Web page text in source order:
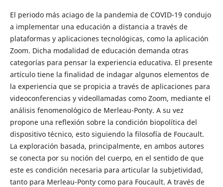
El periodo más aciago de la pandemia de COVID-19 condujo
a implementar una educación a distancia a través de
plataformas y aplicaciones tecnológicas, como la aplicación
Zoom. Dicha modalidad de educación demanda otras
categorías para pensar la experiencia educativa. El presente
artículo tiene la finalidad de indagar algunos elementos de
la experiencia que se propicia a través de aplicaciones para
videoconferencias y videollamadas como Zoom, mediante el
análisis fenomenológico de Merleau-Ponty. A su vez
propone una reflexión sobre la condición biopolítica del
dispositivo técnico, esto siguiendo la filosofía de Foucault.
La exploración basada, principalmente, en ambos autores
se conecta por su noción del cuerpo, en el sentido de que
este es condición necesaria para articular la subjetividad,
tanto para Merleau-Ponty como para Foucault. A través de